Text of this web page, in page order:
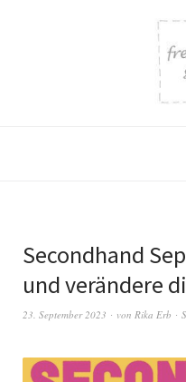
Secondhand
und verändere
23. September 2023 von Rika Erb